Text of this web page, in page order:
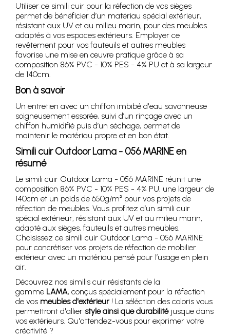
Utiliser ce simili cuir pour la réfection de vos sièges
permet de bénéficier d’un matériau spécial extérieur,
résistant aux UV et au milieu marin, pour des meubles
adaptés à vos espaces extérieurs. Employer ce
revêtement pour vos fauteuils et autres meubles
favorise une mise en œuvre pratique grâce à sa
composition 86% PVC - 10% PES - 4% PU et à sa largeur
de 140cm.
Bon à savoir
Un entretien avec un chiffon imbibé d'eau savonneuse
soigneusement essorée, suivi d’un rinçage avec un
chiffon humidifié puis d’un séchage, permet de
maintenir le matériau propre et en bon état.
Simili cuir Outdoor Lama - 056 MARINE en
résumé
Le simili cuir Outdoor Lama - 056 MARINE réunit une
composition 86% PVC - 10% PES - 4% PU, une largeur de
140cm et un poids de 650g/m² pour vos projets de
réfection de meubles. Vous profitez d’un simili cuir
spécial extérieur, résistant aux UV et au milieu marin,
adapté aux sièges, fauteuils et autres meubles.
Choisissez ce simili cuir Outdoor Lama - 056 MARINE
pour concrétiser vos projets de réfection de mobilier
extérieur avec un matériau pensé pour l’usage en plein
air.
Découvrez nos similis cuir résistants de la
gamme LAMA, conçus spécialement pour la réfection
de vos meubles d'extérieur ! La séléction des coloris vous
permettront d'allier style ainsi que durabilitéjusque dans
vos extérieurs. Qu'attendez-vous pour exprimer votre
créativité ?